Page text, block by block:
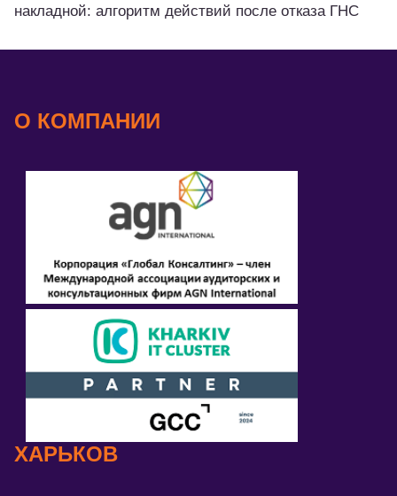
накладной: алгоритм действий после отказа ГНС
О КОМПАНИИ
ХАРЬКОВ